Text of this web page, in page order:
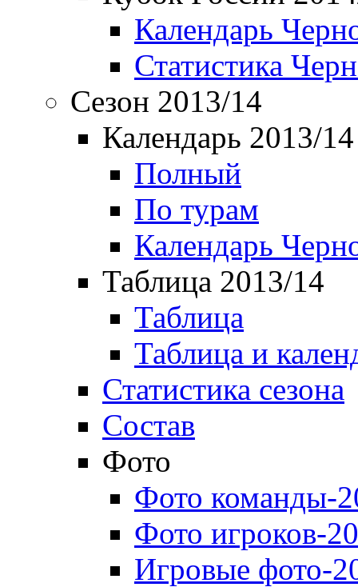
Календарь
Статистика
Сезон 2013/14
Календарь 2013/14
Полный
По турам
Календарь
Таблица 2013/14
Таблица
Таблица и
Статистика сезона
Состав
Фото
Фото команды-
Фото игроков-
Игровые фото-